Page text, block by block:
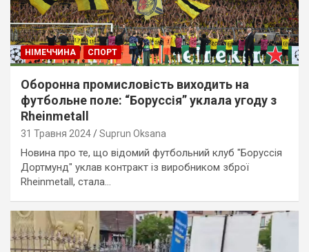
НІМЕЧЧИНА СПОРТ
Оборонна промисловість виходить на
футбольне поле: “Боруссія” уклала угоду з
Rheinmetall
31 Травня 2024 Suprun Oksana
Новина про те, що відомий футбольний клуб "Боруссія
Дортмунд" уклав контракт із виробником зброї
Rheinmetall, стала…